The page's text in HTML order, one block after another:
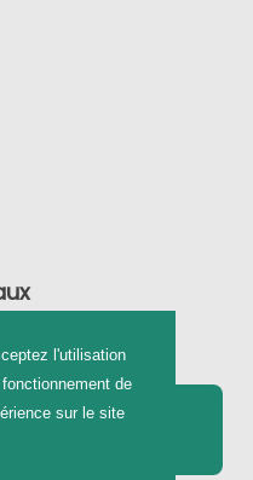
l'utilisation
de
sur le site
nous
60 80 26